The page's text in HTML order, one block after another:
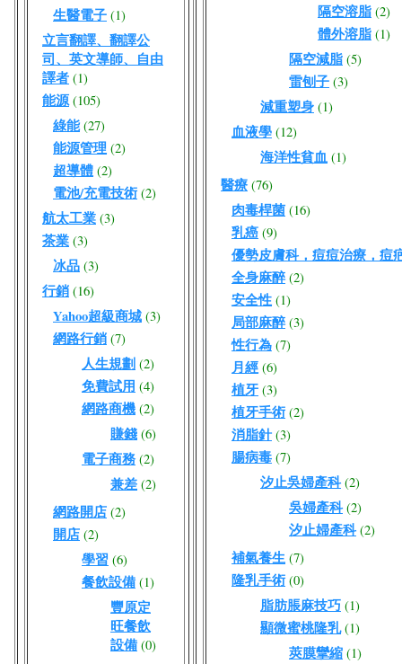
生醫電子 (1)
立言翻譯、翻譯公
司、英文導師、自由
譯者 (1)
能源 (105)
綠能 (27)
能源管理 (2)
超導體 (2)
電池/充電技術 (2)
航太工業 (3)
茶業 (3)
冰品 (3)
行銷 (16)
Yahoo超級商城 (3)
網路行銷 (7)
人生規劃 (2)
免費試用 (4)
網路商機 (2)
賺錢 (6)
電子商務 (2)
兼差 (2)
網路開店 (2)
開店 (2)
學習 (6)
餐飲設備 (1)
豐原定
旺餐飲
設備 (0)
隔空溶脂 (2)
體外溶脂 (1)
隔空減脂 (5)
雷刨子 (3)
減重塑身 (1)
血液學 (12)
海洋性貧血 (1)
醫療 (76)
肉毒桿菌 (16)
乳癌 (9)
優勢皮膚科，痘痘治療，痘
全身麻醉 (2)
安全性 (1)
局部麻醉 (3)
性行為 (7)
月經 (6)
植牙 (3)
植牙手術 (2)
消脂針 (3)
腸病毒 (7)
汐止吳婦產科 (2)
吳婦產科 (2)
汐止婦產科 (2)
補氣養生 (7)
隆乳手術 (0)
脂肪脹麻技巧 (1)
顯微蜜桃隆乳 (1)
莢膜攣縮 (1)